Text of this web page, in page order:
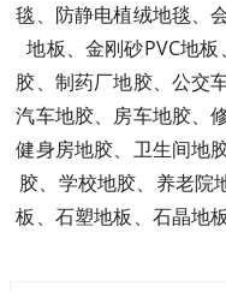
毯、防静电植绒地毯、
地板、金刚砂PVC地
胶、制药厂地胶、公交
汽车地胶、房车地胶、
健身房地胶、卫生间地
胶、学校地胶、养老院
板、石塑地板、石晶地